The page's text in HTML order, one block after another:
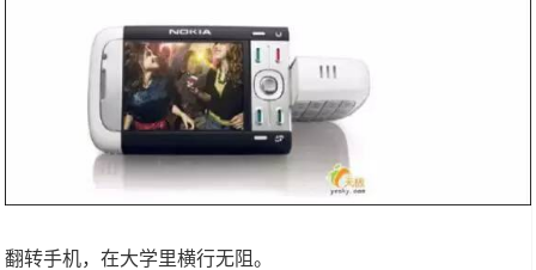
翻转手机，在大学里横行无阻。